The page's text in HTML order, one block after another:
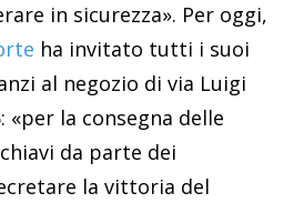
in sicurezza». Per oggi,
ha invitato tutti i suoi
al negozio di via Luigi
«per la consegna delle
da parte dei
la vittoria del